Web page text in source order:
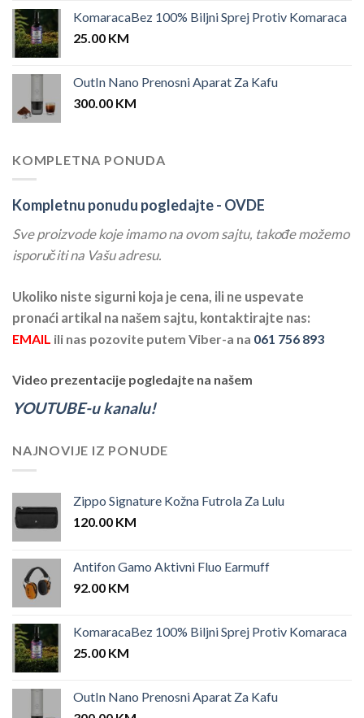
KomaracaBez 100% Biljni Sprej Protiv Komaraca
25.00 KM
OutIn Nano Prenosni Aparat Za Kafu
300.00 KM
KOMPLETNA PONUDA
Kompletnu ponudu pogledajte - OVDE
Sve proizvode koje imamo na ovom sajtu, takođe možemo
isporučiti na Vašu adresu.
Ukoliko niste sigurni koja je cena, ili ne uspevate
pronaći artikal na našem sajtu, kontaktirajte nas:
EMAIL ili nas pozovite putem Viber-a na 061 756 893
Video prezentacije pogledajte na našem
YOUTUBE-u kanalu!
NAJNOVIJE IZ PONUDE
Zippo Signature Kožna Futrola Za Lulu
120.00 KM
Antifon Gamo Aktivni Fluo Earmuff
92.00 KM
KomaracaBez 100% Biljni Sprej Protiv Komaraca
25.00 KM
OutIn Nano Prenosni Aparat Za Kafu